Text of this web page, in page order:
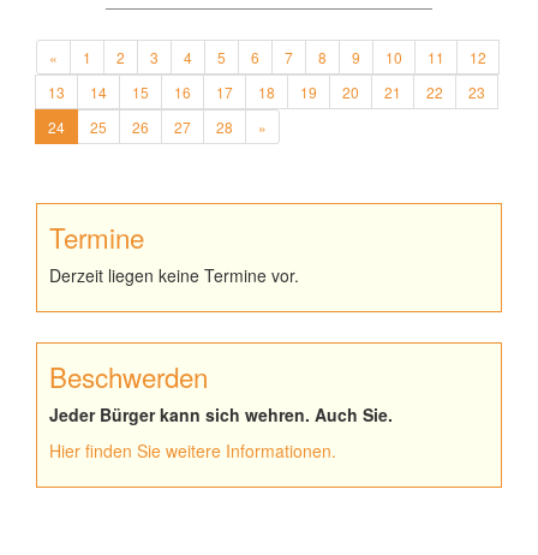
« 1 2 3 4 5 6 7 8 9 10 11
12
13
14 15 16 17 18 19 20 21 22
23
24
25 26 27 28 »
Termine
Derzeit liegen keine Termine vor.
Beschwerden
Jeder Bürger kann sich wehren. Auch Sie.
Hier finden Sie weitere Informationen.